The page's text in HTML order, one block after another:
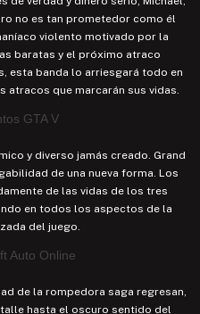
no es tan prometedor como él
violento motivado por la
baratas y el próximo atraco
esta banda lo arriesgará todo en
atracos que marcarán sus vidas.
y diverso jamás creado. Grand
de una nueva forma. Los
de las vidas de los tres
en todos los aspectos de la
del juego.
de la rompedora saga regresan,
hasta el oscuro sentido del